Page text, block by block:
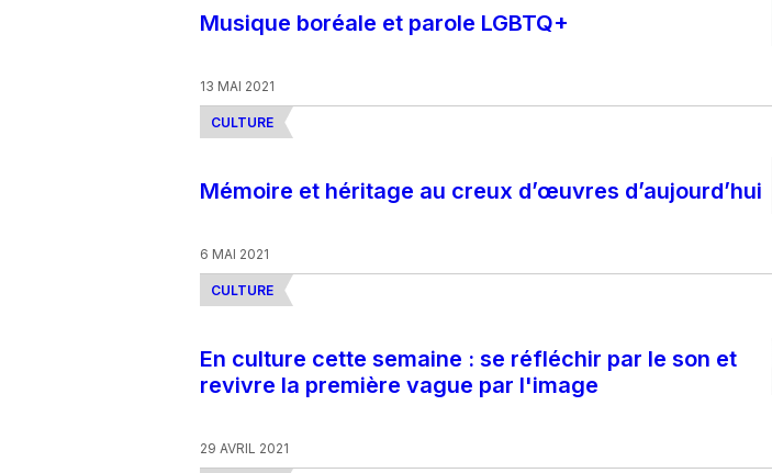
Musique boréale et parole LGBTQ+
13 MAI 2021
CULTURE
Mémoire et héritage au creux d’œuvres d’aujourd’hui
6 MAI 2021
CULTURE
En culture cette semaine : se réfléchir par le son et
revivre la première vague par l'image
29 AVRIL 2021